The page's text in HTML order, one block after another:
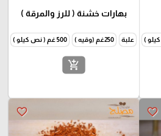
1000غم (كيلو )
بهارات خشنة ( للرز والمرقة )
علبة 250غم (وقيه ) 500 غم ( نص كيلو )
add_shopping_cart
favorite_border
favorite_border